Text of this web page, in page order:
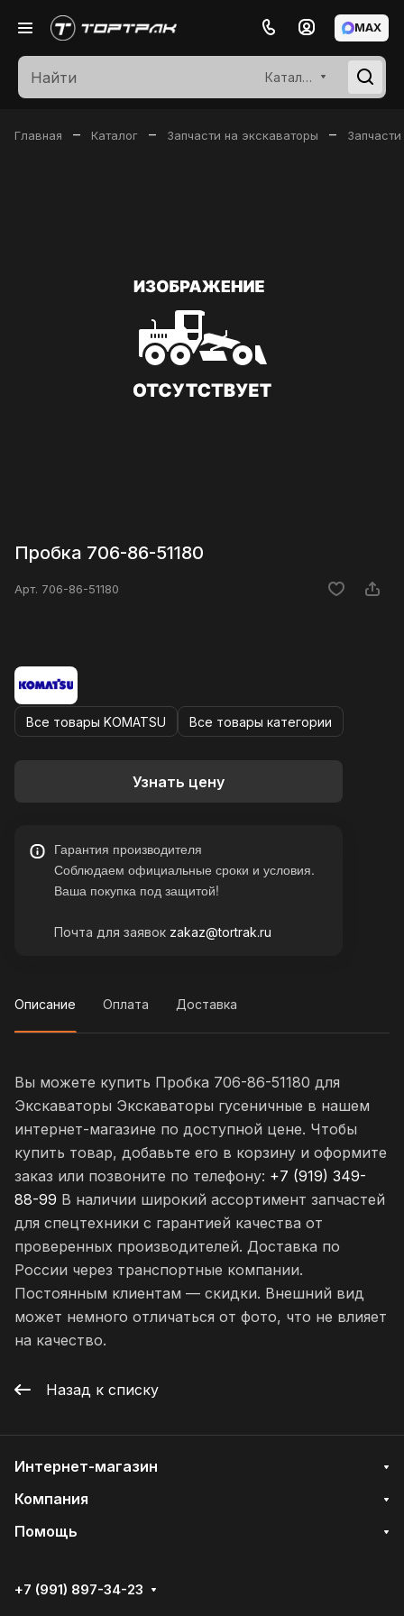
Каталог
MAX
Главная – Каталог – Запчасти на экскаваторы –
Пробка 706-86-51180
Арт. 706-86-51180
Все товары KOMATSU Все товары категории
Узнать цену
Гарантия производителя
Соблюдаем официальные сроки и условия.
Ваша покупка под защитой!
Почта для заявок zakaz@tortrak.ru
Описание Оплата Доставка
Вы можете купить Пробка 706-86-51180 для
Экскаваторы Экскаваторы гусеничные в нашем
интернет-магазине по доступной цене. Чтобы
купить товар, добавьте его в корзину и оформите
заказ или позвоните по телефону: +7 (919) 349-
88-99 В наличии широкий ассортимент запчастей
для спецтехники с гарантией качества от
проверенных производителей. Доставка по
России через транспортные компании.
Постоянным клиентам — скидки. Внешний вид
может немного отличаться от фото, что не влияет
на качество.
Назад к списку
Интернет-магазин
Компания
Помощь
+7 (991) 897-34-23